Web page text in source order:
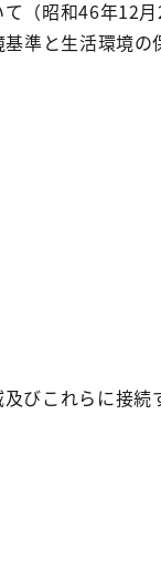
（昭和46年12
準と生活環境の
びこれらに接続